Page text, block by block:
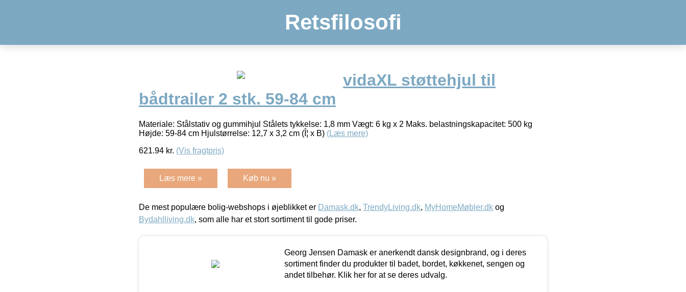
Retsfilosofi
vidaXL støttehjul til
bådtrailer 2 stk. 59-84 cm
Materiale: Stålstativ og gummihjul Stålets tykkelse: 1,8 mm Vægt: 6 kg x 2 Maks. belastningskapacitet: 500 kg
Højde: 59-84 cm Hjulstørrelse: 12,7 x 3,2 cm (Î¦ x B) (Læs mere)
621.94 kr. (Vis fragtpris)
Læs mere » Køb nu »
De mest populære bolig-webshops i øjeblikket er Damask.dk, TrendyLiving.dk, MyHomeMøbler.dk og
Bydahlliving.dk, som alle har et stort sortiment til gode priser.
Georg Jensen Damask er anerkendt dansk designbrand, og i deres
sortiment finder du produkter til badet, bordet, køkkenet, sengen og
andet tilbehør. Klik her for at se deres udvalg.